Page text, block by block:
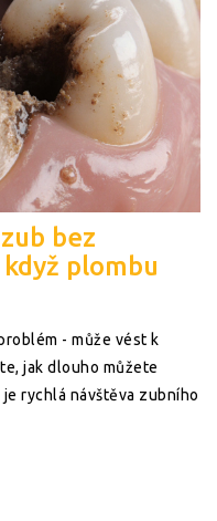
bez
plombu
- může vést k
jak dlouho můžete
rychlá návštěva zubního